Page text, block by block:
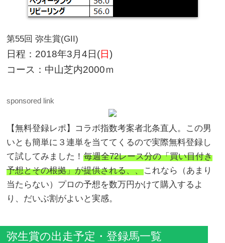
第55回 弥生賞(GII)
日程：2018年3月4日(日)
コース：中山芝内2000ｍ
sponsored link
【無料登録レポ】コラボ指数考案者北条直人。この男
いとも簡単に３連単を当ててくるので実際無料登録し
て試してみました！毎週全72レース分の「買い目付き
予想とその根拠」が提供される、、これなら（あまり
当たらない）プロの予想を数万円かけて購入するよ
り、だいぶ割がよいと実感。
弥生賞の出走予定・登録馬一覧